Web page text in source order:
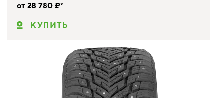
от 28 780 ₽*
КУПИТЬ